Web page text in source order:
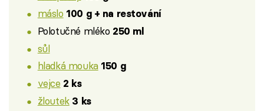
máslo 100 g + na restování
Polotučné mléko 250 ml
sůl
hladká mouka 150 g
vejce 2 ks
žloutek 3 ks